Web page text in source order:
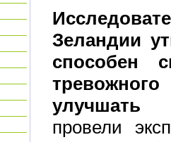
Зеландии
способен
улучшать
провели